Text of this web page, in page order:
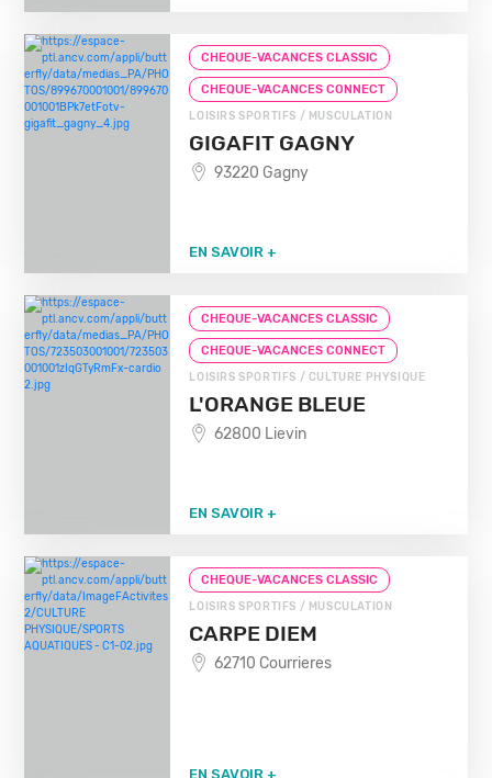
CHEQUE-VACANCES CLASSIC
CHEQUE-VACANCES CONNECT
LOISIRS SPORTIFS / MUSCULATION
GIGAFIT GAGNY
93220 Gagny
EN SAVOIR +
CHEQUE-VACANCES CLASSIC
CHEQUE-VACANCES CONNECT
LOISIRS SPORTIFS / CULTURE PHYSIQUE
L'ORANGE BLEUE
62800 Lievin
EN SAVOIR +
CHEQUE-VACANCES CLASSIC
LOISIRS SPORTIFS / MUSCULATION
CARPE DIEM
62710 Courrieres
EN SAVOIR +